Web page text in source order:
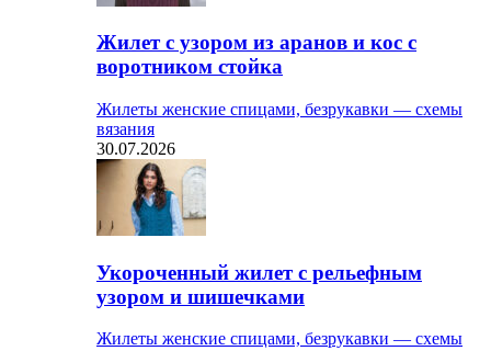
Жилет с узором из аранов и кос с
воротником стойка
Жилеты женские спицами, безрукавки — схемы
вязания
30.07.2026
Укороченный жилет с рельефным
узором и шишечками
Жилеты женские спицами, безрукавки — схемы